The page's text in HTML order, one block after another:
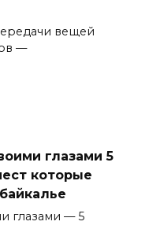
вещей
—
глазами 5
которые
глазами — 5